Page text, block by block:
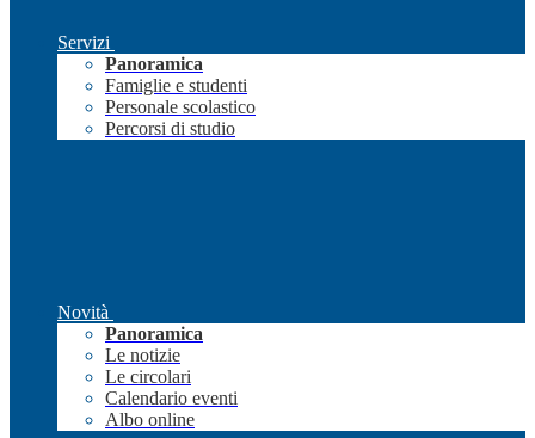
Servizi
Panoramica
Famiglie e studenti
Personale scolastico
Percorsi di studio
Novità
Panoramica
Le notizie
Le circolari
Calendario eventi
Albo online